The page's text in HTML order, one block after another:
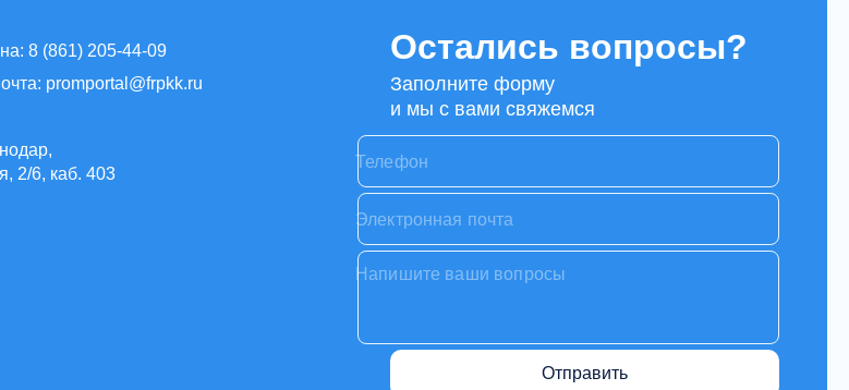
8 (861) 205-44-09
promportal@frpkk.ru
2/6, каб. 403
Остались вопросы?
Заполните форму
и мы с вами свяжемся
Отправить